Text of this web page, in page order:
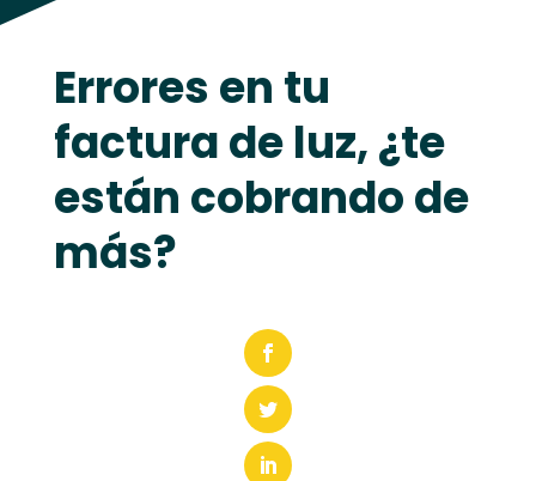
Errores en tu
factura de luz, ¿te
están cobrando de
más?